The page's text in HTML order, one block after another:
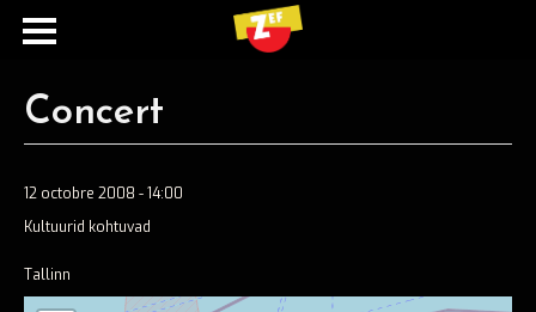
Concert
12 octobre 2008 - 14:00
Kultuurid kohtuvad
Tallinn